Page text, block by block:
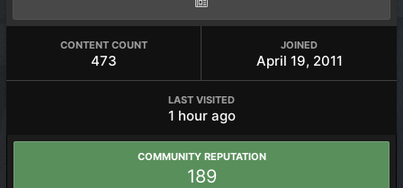
CONTENT COUNT
473
JOINED
April 19, 2011
LAST VISITED
1 hour ago
COMMUNITY REPUTATION
189